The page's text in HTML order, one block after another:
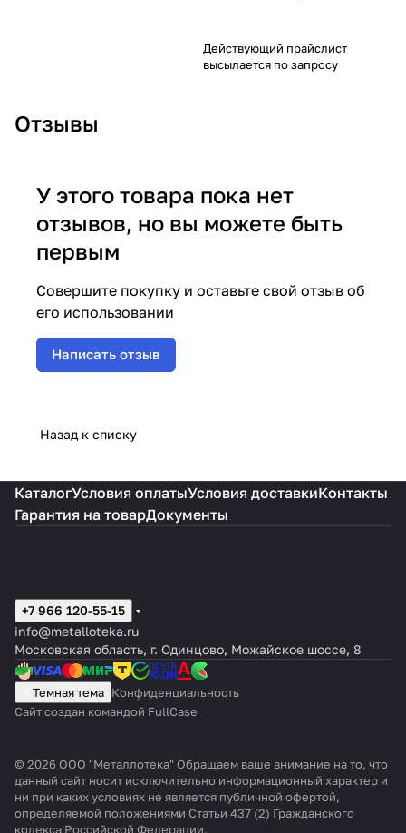
Действующий прайслист
высылается по запросу
Отзывы
У этого товара пока нет
отзывов, но вы можете быть
первым
Совершите покупку и оставьте свой отзыв об
его использовании
Написать отзыв
Назад к списку
КаталогУсловия оплатыУсловия доставкиКонтакты
Гарантия на товарДокументы
+7 966 120-55-15
info@metalloteka.ru
Московская область, г. Одинцово, Можайское шоссе, 8
Темная тема Конфиденциальность
Сайт создан командой FullCase
© 2026 ООО "Металлотека" Обращаем ваше внимание на то, что
данный сайт носит исключительно информационный характер и
ни при каких условиях не является публичной офертой,
определяемой положениями Статьи 437 (2) Гражданского
кодекса Российской Федерации.